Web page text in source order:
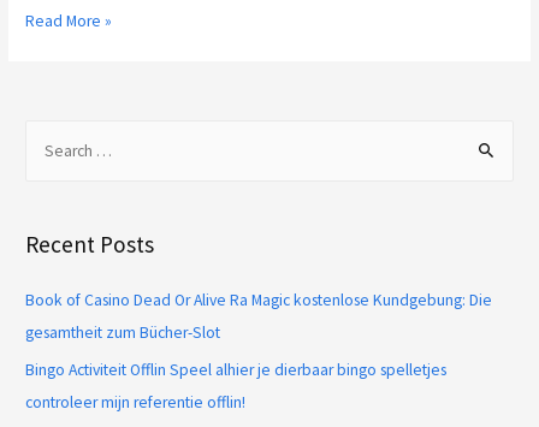
Read More »
Recent Posts
Book of Casino Dead Or Alive Ra Magic kostenlose Kundgebung: Die
gesamtheit zum Bücher-Slot
Bingo Activiteit Offlin Speel alhier je dierbaar bingo spelletjes
controleer mijn referentie offlin!